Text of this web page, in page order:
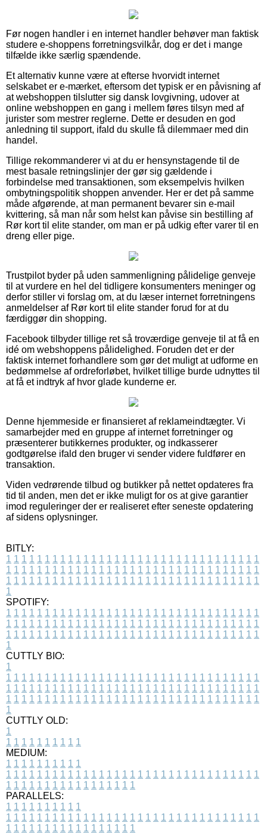
Før nogen handler i en internet handler behøver man faktisk
studere e-shoppens forretningsvilkår, dog er det i mange
tilfælde ikke særlig spændende.
Et alternativ kunne være at efterse hvorvidt internet
selskabet er e-mærket, eftersom det typisk er en påvisning af
at webshoppen tilslutter sig dansk lovgivning, udover at
online webshoppen en gang i mellem føres tilsyn med af
jurister som mestrer reglerne. Dette er desuden en god
anledning til support, ifald du skulle få dilemmaer med din
handel.
Tillige rekommanderer vi at du er hensynstagende til de
mest basale retningslinjer der gør sig gældende i
forbindelse med transaktionen, som eksempelvis hvilken
ombytningspolitik shoppen anvender. Her er det på samme
måde afgørende, at man permanent bevarer sin e-mail
kvittering, så man når som helst kan påvise sin bestilling af
Rør kort til elite stander, om man er på udkig efter varer til en
dreng eller pige.
Trustpilot byder på uden sammenligning pålidelige genveje
til at vurdere en hel del tidligere konsumenters meninger og
derfor stiller vi forslag om, at du læser internet forretningens
anmeldelser af Rør kort til elite stander forud for at du
færdiggør din shopping.
Facebook tilbyder tillige ret så troværdige genveje til at få en
idé om webshoppens pålidelighed. Foruden det er der
faktisk internet forhandlere som gør det muligt at udforme en
bedømmelse af ordreforløbet, hvilket tillige burde udnyttes til
at få et indtryk af hvor glade kunderne er.
Denne hjemmeside er finansieret af reklameindtægter. Vi
samarbejder med en gruppe af internet forretninger og
præsenterer butikkernes produkter, og indkasserer
godtgørelse ifald den bruger vi sender videre fuldfører en
transaktion.
Viden vedrørende tilbud og butikker på nettet opdateres fra
tid til anden, men det er ikke muligt for os at give garantier
imod reguleringer der er realiseret efter seneste opdatering
af sidens oplysninger.
BITLY:
1 1 1 1 1 1 1 1 1 1 1 1 1 1 1 1 1 1 1 1 1 1 1 1 1 1 1 1 1 1 1 1 1
1 1 1 1 1 1 1 1 1 1 1 1 1 1 1 1 1 1 1 1 1 1 1 1 1 1 1 1 1 1 1 1 1
1 1 1 1 1 1 1 1 1 1 1 1 1 1 1 1 1 1 1 1 1 1 1 1 1 1 1 1 1 1 1 1 1
1
SPOTIFY:
1 1 1 1 1 1 1 1 1 1 1 1 1 1 1 1 1 1 1 1 1 1 1 1 1 1 1 1 1 1 1 1 1
1 1 1 1 1 1 1 1 1 1 1 1 1 1 1 1 1 1 1 1 1 1 1 1 1 1 1 1 1 1 1 1 1
1 1 1 1 1 1 1 1 1 1 1 1 1 1 1 1 1 1 1 1 1 1 1 1 1 1 1 1 1 1 1 1 1
1
CUTTLY BIO:
1
1 1 1 1 1 1 1 1 1 1 1 1 1 1 1 1 1 1 1 1 1 1 1 1 1 1 1 1 1 1 1 1 1
1 1 1 1 1 1 1 1 1 1 1 1 1 1 1 1 1 1 1 1 1 1 1 1 1 1 1 1 1 1 1 1 1
1 1 1 1 1 1 1 1 1 1 1 1 1 1 1 1 1 1 1 1 1 1 1 1 1 1 1 1 1 1 1 1 1
1
CUTTLY OLD:
1
1 1 1 1 1 1 1 1 1 1
MEDIUM:
1 1 1 1 1 1 1 1 1 1
1 1 1 1 1 1 1 1 1 1 1 1 1 1 1 1 1 1 1 1 1 1 1 1 1 1 1 1 1 1 1 1 1
1 1 1 1 1 1 1 1 1 1 1 1 1 1 1 1 1
PARALLELS:
1 1 1 1 1 1 1 1 1 1
1 1 1 1 1 1 1 1 1 1 1 1 1 1 1 1 1 1 1 1 1 1 1 1 1 1 1 1 1 1 1 1 1
1 1 1 1 1 1 1 1 1 1 1 1 1 1 1 1 1